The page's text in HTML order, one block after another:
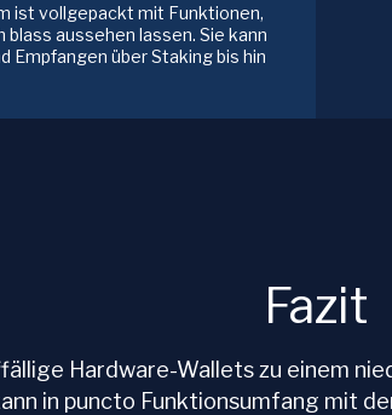
ist vollgepackt mit Funktionen,
aussehen lassen. Sie kann
Empfangen über Staking bis hin
Fazit
Hardware-Wallets zu einem
in puncto Funktionsumfang mit